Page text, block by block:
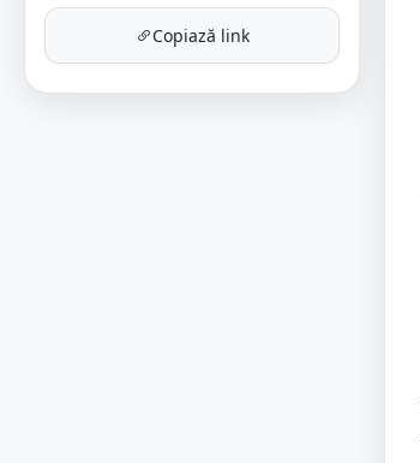
Copiază link